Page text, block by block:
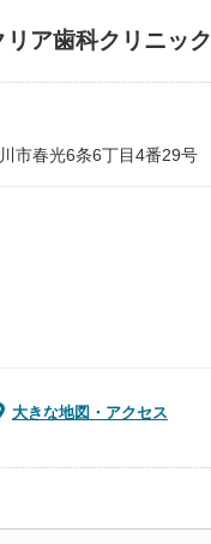
リア歯科クリニック
市春光6条6丁目4番29号
大きな地図・アクセス